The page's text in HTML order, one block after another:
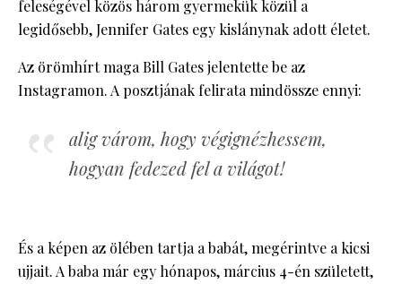
feleségével közös három gyermekük közül a
legidősebb, Jennifer Gates egy kislánynak adott életet.
Az örömhírt maga Bill Gates jelentette be az
Instagramon. A posztjának felirata mindössze ennyi:
alig várom, hogy végignézhessem,
hogyan fedezed fel a világot!
És a képen az ölében tartja a babát, megérintve a kicsi
ujjait. A baba már egy hónapos, március 4-én született,